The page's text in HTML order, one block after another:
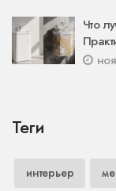
Что
Теги
интерьер